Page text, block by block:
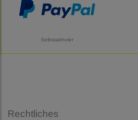
Selbstabholer
Rechtliches